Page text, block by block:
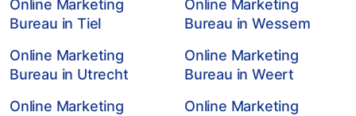
Online Marketing
Bureau in Tiel
Online Marketing
Bureau in Wessem
Online Marketing
Bureau in Utrecht
Online Marketing
Bureau in Weert
Online Marketing
Online Marketing